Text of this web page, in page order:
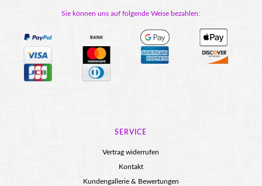
Sie können uns auf folgende Weise bezahlen:
SERVICE
Vertrag widerrufen
Kontakt
Kundengallerie & Bewertungen